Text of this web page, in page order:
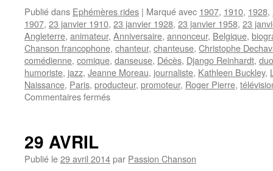
Publié dans Ephémères rides | Marqué avec 1907, 1910, 1928,
1907, 23 janvier 1910, 23 janvier 1928, 23 janvier 1958, 23
Angleterre, animateur, Anniversaire, annonceur, Belgique,
Chanson francophone, chanteur, chanteuse, Christophe
comédienne, comique, danseuse, Décès, Django Reinhardt, duo
humoriste, jazz, Jeanne Moreau, journaliste, Kathleen Buckley,
Naissance, Paris, producteur, promoteur, Roger Pierre,
Commentaires ferméssur
29 AVRIL
Publié le29 avril 2014par Passion Chanson